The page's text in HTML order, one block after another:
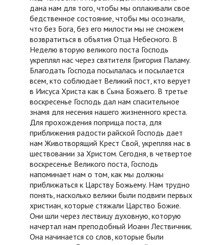
дана нам для того, чтобы мы оплакивали свое
бедственное состояние, чтобы мы осознали,
что без Бога, без его милости мы не сможем
возвратиться в объятия Отца Небесного. В
Неделю вторую великого поста Господь
укреплял нас через святителя Григория Паламу.
Благодать Господа посылалась и посылается
всем, кто соблюдает Великий пост, кто верует
в Иисуса Христа как в Сына Божьего. В третье
воскресенье Господь дал нам спасительное
знамя для несения нашего жизненного креста.
Для прохождения поприща поста, для
приближения радости райской Господь дает
нам Животворящий Крест Свой, укрепляя нас в
шествовании за Христом. Сегодня, в четвертое
воскресенье Великого поста, Господь
напоминает нам о том, как мы должны
приближаться к Царству Божьему. Нам трудно
понять, насколько велики были подвиги первых
христиан, которые стяжали Царство Божие.
Они шли через лествицу духовную, которую
начертал нам преподобный Иоанн Лествичник.
Она начинается со слов, которые были